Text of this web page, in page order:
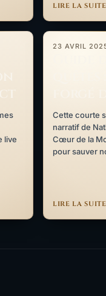
LIRE LA SUITE
live
5.6 de Genshin Impact
23 AVRIL
Cette courte
narratif de
Cœur de la
pour sauver
LIRE LA SUITE
Guide de série